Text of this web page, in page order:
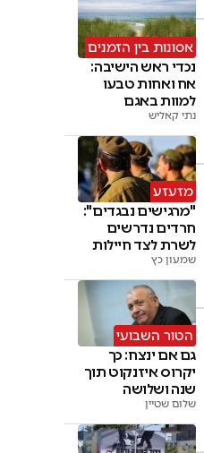
אסונות בין הזמנים
נכדי ראש הישיבה:
אח ואחות טבעו
למוות באגם
נתי קאליש
מזעזע
"מרגישים נבגדים":
חרדים נדרשים
לשרת לצד חיילות
בצה"ל
שמעון כץ
הטור השבועי
גם אם ינצח: כך
יקרוס איזנקוט תוך
שנה ושלושה
חודשים
שלום שטיין